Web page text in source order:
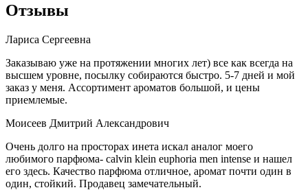
Отзывы
Лариса Сергеевна
Заказываю уже на протяжении многих лет) все как всегда на
высшем уровне, посылку собираются быстро. 5-7 дней и мой
заказ у меня. Ассортимент ароматов большой, и цены
приемлемые.
Моисеев Дмитрий Александрович
Очень долго на просторах инета искал аналог моего
любимого парфюма- calvin klein euphoria men intense и нашел
его здесь. Качество парфюма отличное, аромат почти один в
один, стойкий. Продавец замечательный.